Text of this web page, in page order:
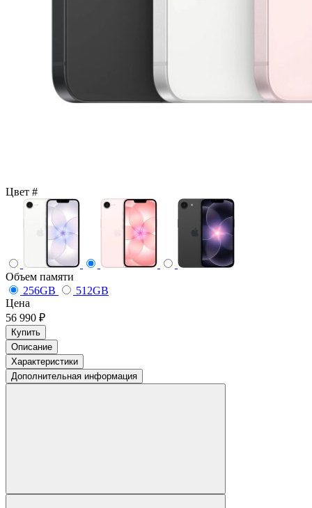
Цвет #
Объем памяти
256GB
512GB
Цена
56 990 ₽
Купить
Описание
Характеристики
Дополнительная информация